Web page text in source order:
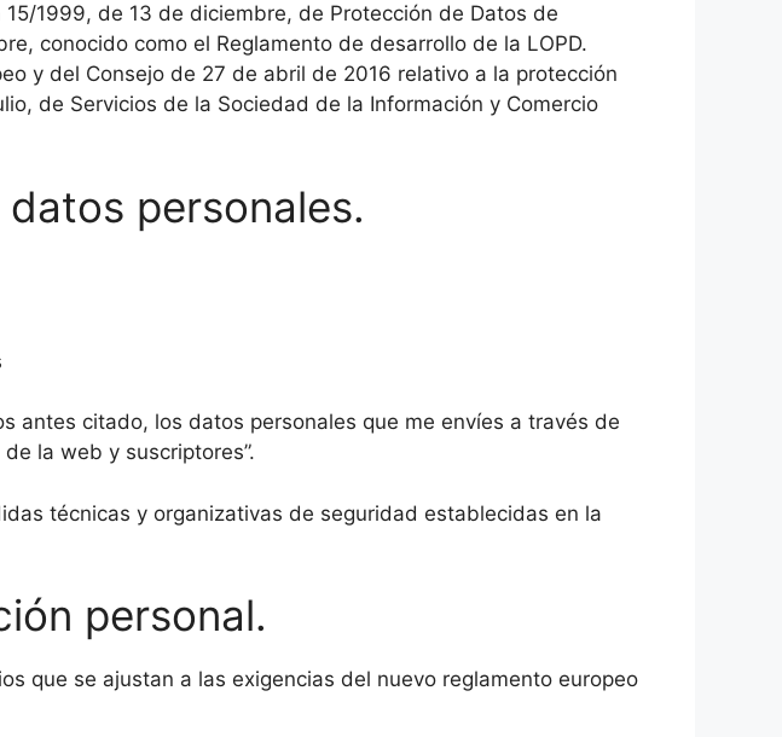
1999, de 13 de diciembre, de Protección de Datos de
conocido como el Reglamento de desarrollo de la LOPD.
y del Consejo de 27 de abril de 2016 relativo a la protección
de Servicios de la Sociedad de la Información y Comercio
personales.
antes citado, los datos personales que me envíes a través de
la web y suscriptores”.
técnicas y organizativas de seguridad establecidas en la
personal.
que se ajustan a las exigencias del nuevo reglamento europeo